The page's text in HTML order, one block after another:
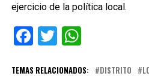
ejercicio de la política local.
Facebook
Twitter
TEMAS RELACIONADOS: DISTRITO